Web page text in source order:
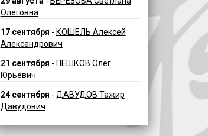
Олеговна
17 сентября - КОШЕЛЬ Алексей
Александрович
21 сентября - ПЕШКОВ Олег
Юрьевич
24 сентября - ДАВУДОВ Тажир
Давудович